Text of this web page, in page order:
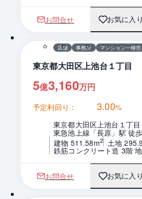
お問合せ お気に入
1 / 0
店舗 事務所 マンション一棟売
東京都大田区上池台１丁目
5億3,160万円
予定利回り： 3.00%
東京都大田区上池台１丁目
東急池上線「長原」駅 徒
建物 511.58m2 土地
鉄筋コンクリート造 3階
お問合せ お気に入
1 / 0